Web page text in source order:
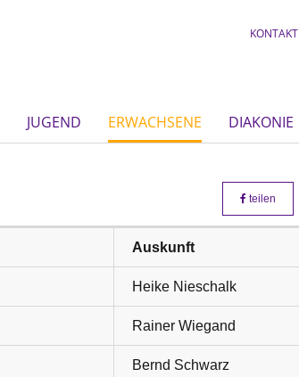
KONTAKT
JUGEND ERWACHSENE DIAKONIE
teilen
Auskunft
Heike Nieschalk
Rainer Wiegand
Bernd Schwarz